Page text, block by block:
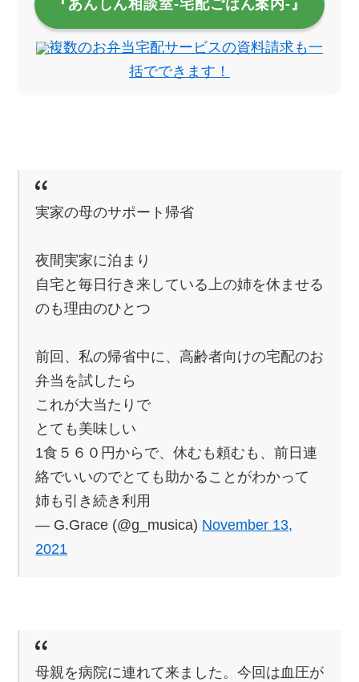
『あんしん相談室‐宅配ごはん案内‐』
複数のお弁当宅配サービスの資料請求も一
括でできます！
実家の母のサポート帰省
夜間実家に泊まり
自宅と毎日行き来している上の姉を休ませる
のも理由のひとつ
前回、私の帰省中に、高齢者向けの宅配のお
弁当を試したら
これが大当たりで
とても美味しい
1食５６０円からで、休むも頼むも、前日連
絡でいいのでとても助かることがわかって
姉も引き続き利用
— G.Grace (@g_musica) November 13,
2021
母親を病院に連れて来ました。今回は血圧が